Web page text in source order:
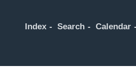
Index Search Calendar